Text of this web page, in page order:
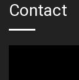
Contact